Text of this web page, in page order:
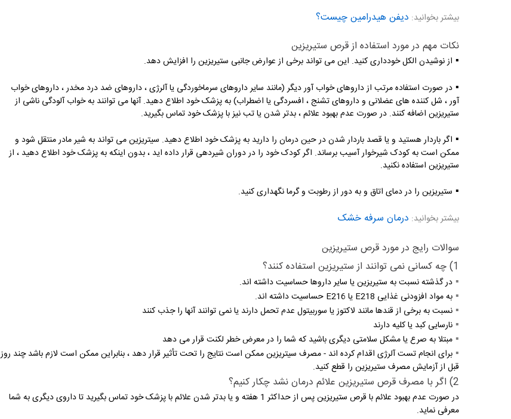
بیشتر بخوانید: دیفن هیدرامین چیست؟
نکات مهم در مورد استفاده از قرص ستیریزین
▪️ از نوشیدن الکل خودداری کنید. این می تواند برخی از عوارض جانبی ستیریزین را افزایش دهد.
▪️ در صورت استفاده مرتب از داروهای خواب آور دیگر (مانند سایر داروهای سرماخوردگی یا آلرژی ، داروهای ضد درد مخدر ، داروهای خواب
آور ، شل کننده های عضلانی و داروهای تشنج ، افسردگی یا اضطراب) به پزشک خود اطلاع دهید. آنها می توانند به خواب آلودگی ناشی از
ستیریزین اضافه کنند. در صورت عدم بهبود علائم ، بدتر شدن یا تب نیز با پزشک خود تماس بگیرید.
▪️ اگر باردار هستید و یا قصد باردار شدن در حین درمان را دارید به پزشک خود اطلاع دهید. سیتریزین می تواند به شیر مادر منتقل شود و
ممکن است به کودک شیرخوار آسیب برساند. اگر کودک خود را در دوران شیردهی قرار داده اید ، بدون اینکه به پزشک خود اطلاع دهید ، از
ستیریزین استفاده نکنید.
▪️ ستیریزین را در دمای اتاق و به دور از رطوبت و گرما نگهداری کنید.
بیشتر بخوانید: درمان سرفه خشک
سوالات رایج در مورد قرص ستیریزین
1) چه کسانی نمی توانند از ستیریزین استفاده کنند؟
▪️ در گذشته نسبت به ستیریزین یا سایر داروها حساسیت داشته اند.
▪️ به مواد افزودنی غذایی E218 یا E216 حساسیت داشته اند.
▪️ نسبت به برخی از قندها مانند لاکتوز یا سوربیتول عدم تحمل دارند یا نمی توانند آنها را جذب کنند
▪️ نارسایی کبد یا کلیه دارند
▪️ مبتلا به صرع یا مشکل سلامتی دیگری باشید که شما را در معرض خطر لکنت قرار می دهد
▪️ برای انجام تست آلرژی اقدام کرده اند - مصرف سیتریزین ممکن است نتایج را تحت تأثیر قرار دهد ، بنابراین ممکن است لازم باشد چند روز
قبل از آزمایش مصرف ستیریزین را قطع کنید.
2) اگر با مصرف قرص ستیریزین علائم درمان نشد چکار کنیم؟
در صورت عدم بهبود علائم با قرص ستیریزین پس از حداکثر 1 هفته و یا بدتر شدن علائم با پزشک خود تماس بگیرید تا داروی دیگری به شما
معرفی نماید.